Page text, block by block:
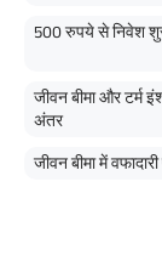
500 रुपये से निवेश
जीवन बीमा और टर्म
अंतर
जीवन बीमा में वफादारी